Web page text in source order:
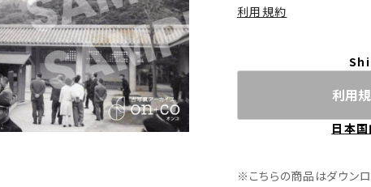
利用規約
利用
日本
※こちらの商品はダウン